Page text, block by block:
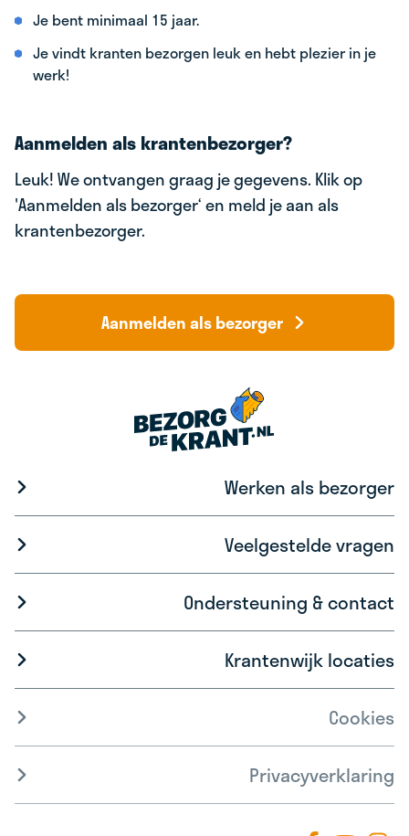
Je bent minimaal 15 jaar.
Je vindt kranten bezorgen leuk en hebt plezier in je
werk!
Aanmelden als krantenbezorger?
Leuk! We ontvangen graag je gegevens. Klik op
'Aanmelden als bezorger‘ en meld je aan als
krantenbezorger.
Aanmelden als bezorger
Werken als bezorger
Veelgestelde vragen
Ondersteuning & contact
Krantenwijk locaties
Cookies
Privacyverklaring